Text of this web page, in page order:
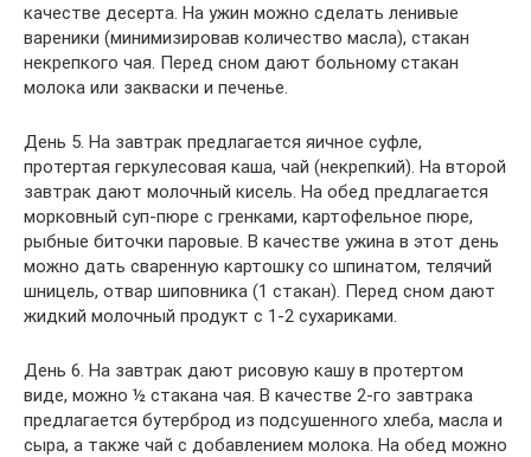
качестве десерта. На ужин можно сделать ленивые
вареники (минимизировав количество масла), стакан
некрепкого чая. Перед сном дают больному стакан
молока или закваски и печенье.
День 5. На завтрак предлагается яичное суфле,
протертая геркулесовая каша, чай (некрепкий). На второй
завтрак дают молочный кисель. На обед предлагается
морковный суп-пюре с гренками, картофельное пюре,
рыбные биточки паровые. В качестве ужина в этот день
можно дать сваренную картошку со шпинатом, телячий
шницель, отвар шиповника (1 стакан). Перед сном дают
жидкий молочный продукт с 1-2 сухариками.
День 6. На завтрак дают рисовую кашу в протертом
виде, можно ½ стакана чая. В качестве 2-го завтрака
предлагается бутерброд из подсушенного хлеба, масла и
сыра, а также чай с добавлением молока. На обед можно